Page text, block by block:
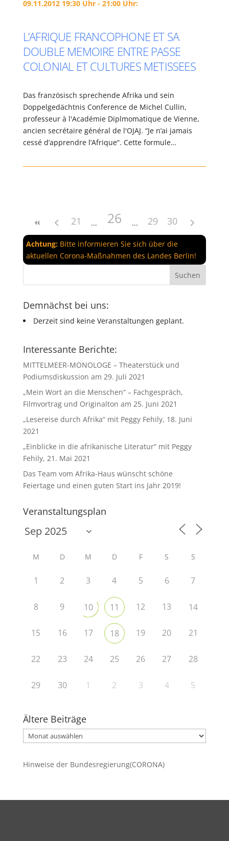
09.11.2012 19:30 Uhr - 21:00 Uhr:
L’AFRIQUE FRANCOPHONE ET SA
DOUBLE MEMOIRE ENTRE PASSE
COLONIAL ET CULTURES METISSEES
Das französisch sprechende Afrika und sein
Doppelgedächtnis Conference de Michel Cullin,
professeur à l'Académie Diplmomatique de Vienne,
ancien secrétaire général de l'OJAJ. “Je n’ai jamais
cessé d’apprendre l’Afrique“. Cette formule…
21 26 29 30
Achtung:Bitte informieren Sie sich über die
aktuellen Corona-Maßnahmen des Landes Berlin!
Demnächst bei uns:
Derzeit sind keine Veranstaltungen geplant.
Interessante Berichte:
MITTELMEER-MONOLOGE – Theaterstück und
Podiumsdiskussion am 29. Juli 2021
„Mein Wort an die Menschen“ – Fachgespräch,
Filmvortrag und Originalton am 25. Juni 2021
„Lesereise durch Afrika“ mit Peggy Fehily, 18. Juni
2021
„Einblicke in die afrikanische Literatur“ mit Peggy
Fehily, 21. Mai 2021
Das Team vom Afrika-Haus wünscht schöne
Feiertage und einen guten Start ins Jahr 2019!
Veranstaltungsplan
M D M D F S S
1 2 3 4 5 6 7
8 9 10 11 12 13 14
15 16 17 18 19 20 21
22 23 24 25 26 27 28
29 30 1 2 3 4 5
Ältere Beiträge
Ältere
Beiträge
Hinweise der Bundesregierung(CORONA)